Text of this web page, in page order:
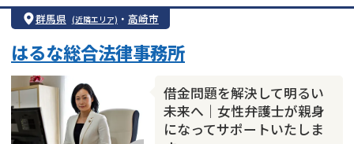
借金返済相談・交渉
自己破産
任意整理
個人再生
時効援用
会社破産・法人破産
住宅ローン
カードローン
群馬県 (近隣エリア) ・ 高崎市
借金問題を解決して明るい
未来へ｜女性弁護士が親身
になってサポートいたしま
はるな総合法律事務所